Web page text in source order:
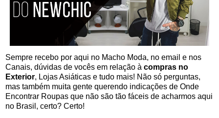
Sempre recebo por aqui no Macho Moda, no email e nos
Canais, dúvidas de vocês em relação à compras no
Exterior, Lojas Asiáticas e tudo mais! Não só perguntas,
mas também muita gente querendo indicações de Onde
Encontrar Roupas que não são tão fáceis de acharmos aqui
no Brasil, certo? Certo!